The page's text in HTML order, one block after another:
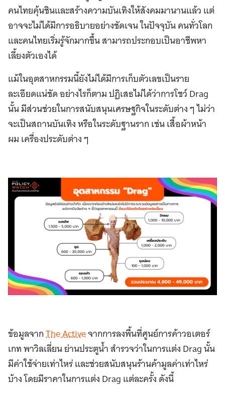
คนไทยคุ้นชินและสร้างความบันเทิงให้สังคมมานานแล้ว แต่
อาจจะไม่ได้มีการอธิบายอย่างชัดเจน ในปัจจุบัน คนทั่วโลก
และคนไทยเริ่มรู้จักมากขึ้น สามารถประกอบเป็นอาชีพหา
เลี้ยงตัวเองได้
แม้ในอุตสาหกรรมนี้ยังไม่ได้มีการเก็บตัวเลขเป็นราย
ละเอียดแน่ชัด อย่างไรก็ตาม ปฏิเสธไม่ได้ว่าการโชว์ Drag
นั้น มีส่วนช่วยในการสนับสนุนเศรษฐกิจในระดับต่าง ๆ ไม่ว่า
จะเป็นสถานบันเทิง หรือในระดับฐานราก เช่น เสื้อผ้าหน้า
ผม เครื่องประดับต่าง ๆ
ข้อมูลจากThe Activeจากการลงพื้นที่ศูนย์การค้าวอเตอร์
เกท พาวิลเลี่ยน ย่านประตูน้ำ สำรวจว่าในการแต่ง Drag นั้น
มีค่าใช้จ่ายเท่าไหร่ และช่วยสนับสนุนร้านค้ามูลค่าเท่าไหร่
บ้าง โดยมีราคาในการแต่ง Drag แต่ละครั้ง ดังนี้